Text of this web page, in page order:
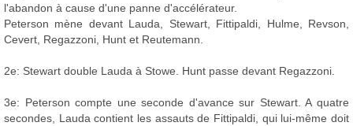
l'abandon à cause d'une panne d'accélérateur.
Peterson mène devant Lauda, Stewart, Fittipaldi, Hulme, Revson,
Cevert, Regazzoni, Hunt et Reutemann.
2e: Stewart double Lauda à Stowe. Hunt passe devant Regazzoni.
3e: Peterson compte une seconde d'avance sur Stewart. A quatre
secondes, Lauda contient les assauts de Fittipaldi, qui lui-même doit